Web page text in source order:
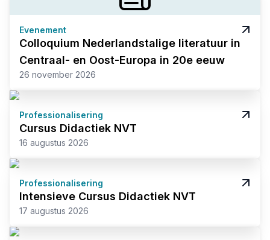
Evenement
Colloquium Nederlandstalige literatuur in
Centraal- en Oost-Europa in 20e eeuw
26 november 2026
Professionalisering
Cursus Didactiek NVT
16 augustus 2026
Professionalisering
Intensieve Cursus Didactiek NVT
17 augustus 2026